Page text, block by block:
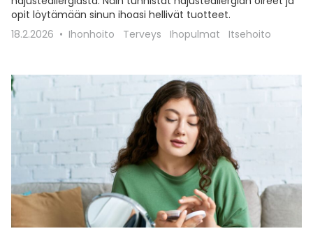
opit löytämään sinun ihoasi hellivät tuotteet.
18.2.2026
Ihonhoito Terveys Ihopulmat Itsehoito